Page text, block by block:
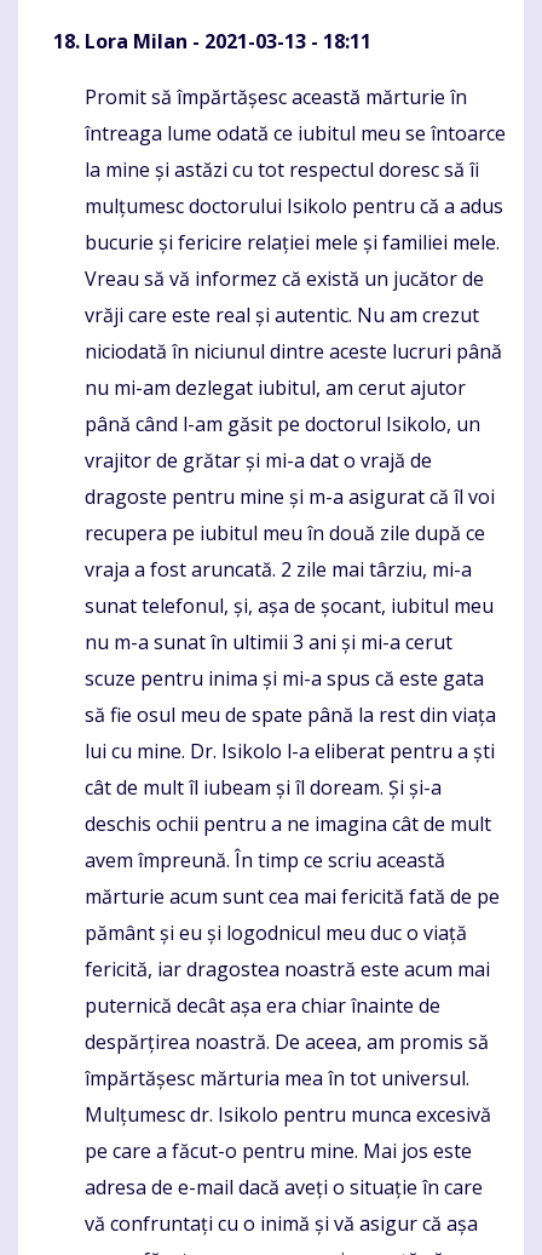
Lora Milan - 2021-03-13 - 18:11
Komentaras
Promit să împărtășesc această mărturie în
întreaga lume odată ce iubitul meu se întoarce
la mine și astăzi cu tot respectul doresc să îi
mulțumesc doctorului Isikolo pentru că a adus
bucurie și fericire relației mele și familiei mele.
Vreau să vă informez că există un jucător de
vrăji care este real și autentic. Nu am crezut
niciodată în niciunul dintre aceste lucruri până
nu mi-am dezlegat iubitul, am cerut ajutor
până când l-am găsit pe doctorul Isikolo, un
vrajitor de grătar și mi-a dat o vrajă de
dragoste pentru mine și m-a asigurat că îl voi
recupera pe iubitul meu în două zile după ce
vraja a fost aruncată. 2 zile mai târziu, mi-a
sunat telefonul, și, așa de șocant, iubitul meu
nu m-a sunat în ultimii 3 ani și mi-a cerut
scuze pentru inima și mi-a spus că este gata
să fie osul meu de spate până la rest din viața
lui cu mine. Dr. Isikolo l-a eliberat pentru a ști
cât de mult îl iubeam și îl doream. Și și-a
deschis ochii pentru a ne imagina cât de mult
avem împreună. În timp ce scriu această
mărturie acum sunt cea mai fericită fată de pe
pământ și eu și logodnicul meu duc o viață
fericită, iar dragostea noastră este acum mai
puternică decât așa era chiar înainte de
despărțirea noastră. De aceea, am promis să
împărtășesc mărturia mea în tot universul.
Mulțumesc dr. Isikolo pentru munca excesivă
pe care a făcut-o pentru mine. Mai jos este
adresa de e-mail dacă aveți o situație în care
vă confruntați cu o inimă și vă asigur că așa